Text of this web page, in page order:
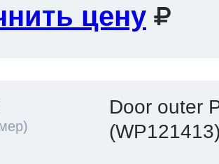
цену
Door outer